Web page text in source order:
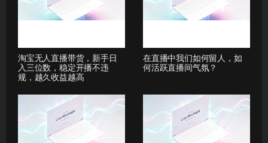
淘宝无人直播带货，新手日
入三位数，稳定开播不违
规，越久收益越高
在直播中我们如何留人，如
何活跃直播间气氛？